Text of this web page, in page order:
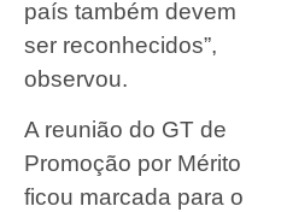
país também devem
ser reconhecidos”,
observou.
A reunião do GT de
Promoção por Mérito
ficou marcada para o